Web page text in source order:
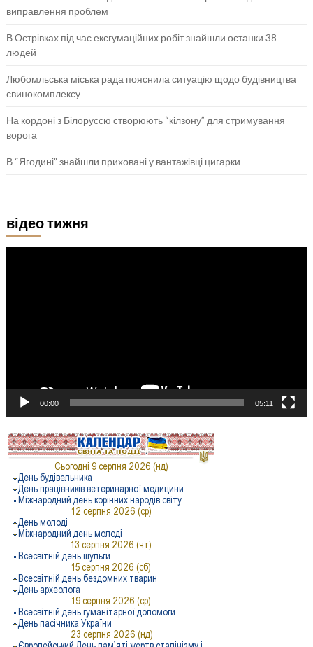
виправлення проблем
В Острівках під час ексгумаційних робіт знайшли останки 38
людей
Любомльська міська рада пояснила ситуацію щодо будівництва
свинокомплексу
На кордоні з Білоруссю створюють “кілзону” для стримування
ворога
В “Ягодині” знайшли приховані у вантажівці цигарки
відео тижня
00:00 05:11